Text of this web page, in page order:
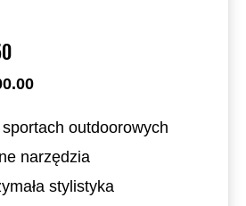
outdoorowych
narzędzia
stylistyka